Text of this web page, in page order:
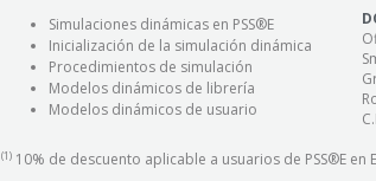
Simulaciones dinámicas en PSS®E
Inicialización de la simulación dinámica
Procedimientos de simulación
Modelos dinámicos de librería
Modelos dinámicos de usuario
(1)10% de descuento aplicable a usuarios de PSS®E